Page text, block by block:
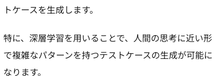
トケースを生成します。
特に、深層学習を用いることで、人間の思考に近い形
で複雑なパターンを持つテストケースの生成が可能に
なります。